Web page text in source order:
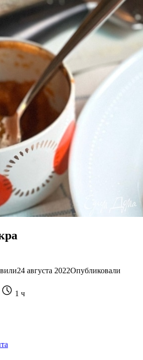
24 августа 2022Опубликовали
1 ч